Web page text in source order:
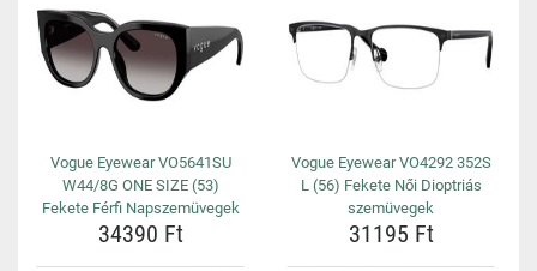
Vogue Eyewear VO5641SU
W44/8G ONE SIZE (53)
Fekete Férfi Napszemüvegek
34390 Ft
Vogue Eyewear VO4292 352S
L (56) Fekete Női Dioptriás
szemüvegek
31195 Ft